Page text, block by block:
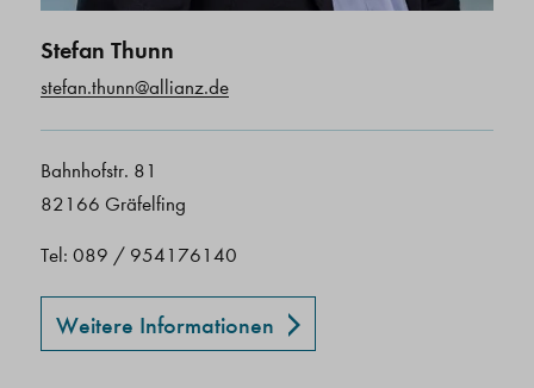
Stefan Thunn
stefan.thunn@allianz.de
Bahnhofstr. 81
82166 Gräfelfing
Tel: 089 / 954176140
Weitere Informationen